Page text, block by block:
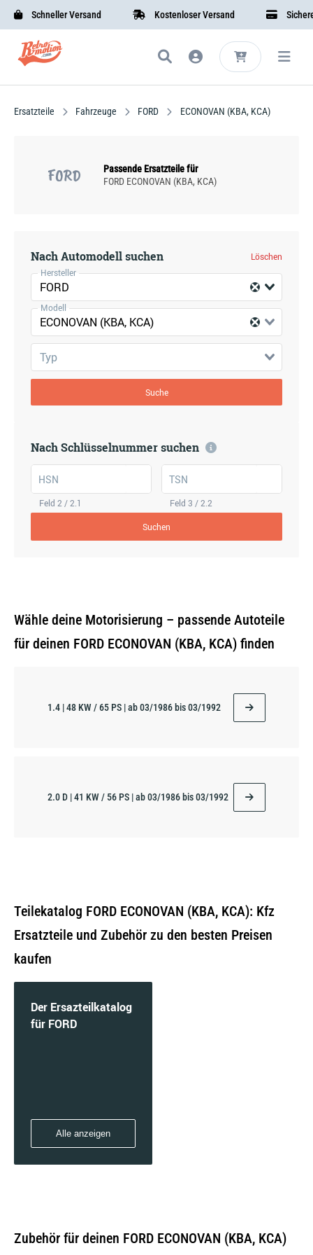
Schneller Versand Kostenloser Versand Sichere
Ersatzteile Fahrzeuge FORD ECONOVAN (KBA, KCA)
FORD
Passende Ersatzteile für
FORD ECONOVAN (KBA, KCA)
Nach Automodell suchen
Löschen
Hersteller
FORD
Modell
ECONOVAN (KBA, KCA)
Typ
Suche
Nach Schlüsselnummer suchen
HSN
Feld 2 / 2.1
TSN
Feld 3 / 2.2
Suchen
Wähle deine Motorisierung – passende Autoteile
für deinen FORD ECONOVAN (KBA, KCA) finden
1.4 | 48 KW / 65 PS | ab 03/1986 bis 03/1992
2.0 D | 41 KW / 56 PS | ab 03/1986 bis 03/1992
Teilekatalog FORD ECONOVAN (KBA, KCA): Kfz
Ersatzteile und Zubehör zu den besten Preisen
kaufen
Der Ersazteilkatalog
für FORD
Alle anzeigen
Zubehör für deinen FORD ECONOVAN (KBA, KCA)